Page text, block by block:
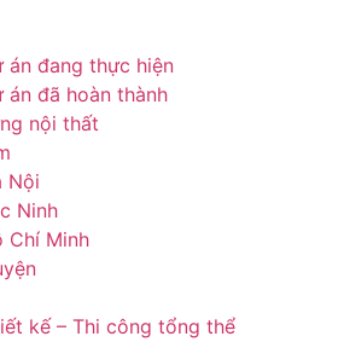
án đang thực hiện
án đã hoàn thành
nội thất
Nội
Ninh
Chí Minh
kế – Thi công tổng thể